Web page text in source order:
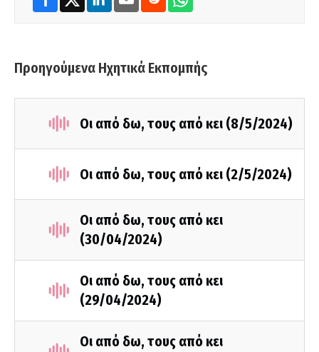
Προηγούμενα Ηχητικά Εκπομπής
Οι από δω, τους από κει (8/5/2024)
Οι από δω, τους από κει (2/5/2024)
Οι από δω, τους από κει
(30/04/2024)
Οι από δω, τους από κει
(29/04/2024)
Οι από δω, τους από κει